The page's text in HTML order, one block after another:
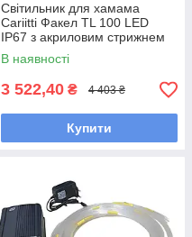
Світильник для хамама
Cariitti Факел TL 100 LED
IP67 з акриловим стрижнем
В наявності
3 522,40 ₴ 4 403 ₴
Купити